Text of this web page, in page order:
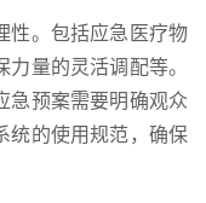
性。包括应急医疗物
量的灵活调配等。
急预案需要明确观众
统的使用规范，确保